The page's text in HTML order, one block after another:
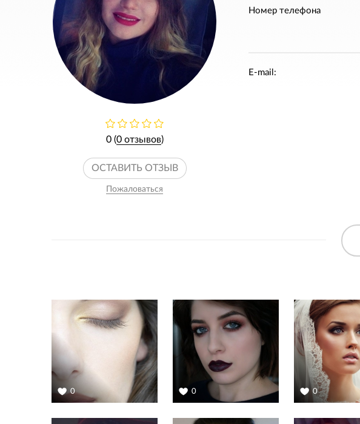
0 (0 отзывов)
ОСТАВИТЬ ОТЗЫВ
Пожаловаться
Номер телефона
E-mail:
0 0 0